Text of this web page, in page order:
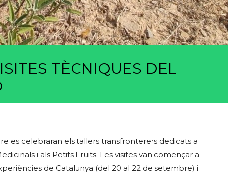
TÈCNIQUES DEL
es celebraran els tallers transfronterers dedicats a
i als Petits Fruits. Les visites van començar a
de Catalunya (del 20 al 22 de setembre) i